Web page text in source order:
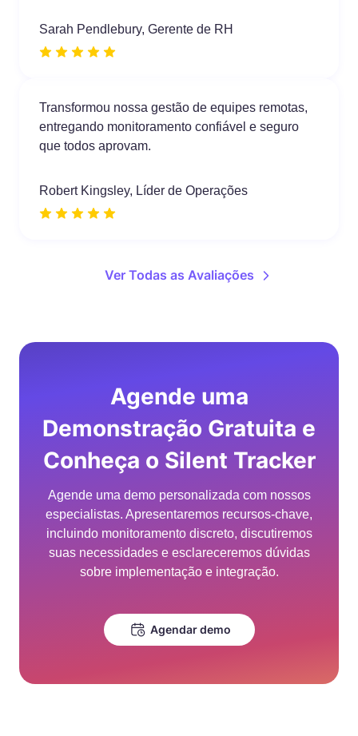
Sarah Pendlebury, Gerente de RH
Transformou nossa gestão de equipes remotas,
entregando monitoramento confiável e seguro
que todos aprovam.
Robert Kingsley, Líder de Operações
Ver Todas as Avaliações
Agende uma
Demonstração Gratuita e
Conheça o Silent Tracker
Agende uma demo personalizada com nossos
especialistas. Apresentaremos recursos-chave,
incluindo monitoramento discreto, discutiremos
suas necessidades e esclareceremos dúvidas
sobre implementação e integração.
Agendar demo